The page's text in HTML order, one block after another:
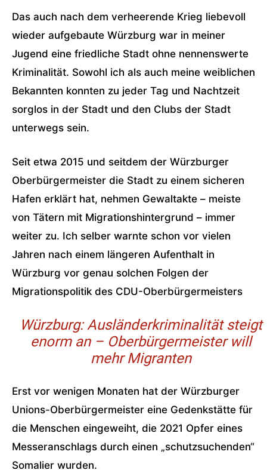
Das auch nach dem verheerende Krieg liebevoll
wieder aufgebaute Würzburg war in meiner
Jugend eine friedliche Stadt ohne nennenswerte
Kriminalität. Sowohl ich als auch meine weiblichen
Bekannten konnten zu jeder Tag und Nachtzeit
sorglos in der Stadt und den Clubs der Stadt
unterwegs sein.
Seit etwa 2015 und seitdem der Würzburger
Oberbürgermeister die Stadt zu einem sicheren
Hafen erklärt hat, nehmen Gewaltakte – meiste
von Tätern mit Migrationshintergrund – immer
weiter zu. Ich selber warnte schon vor vielen
Jahren nach einem längeren Aufenthalt in
Würzburg vor genau solchen Folgen der
Migrationspolitik des CDU-Oberbürgermeisters
Würzburg: Ausländerkriminalität steigt
enorm an – Oberbürgermeister will
mehr Migranten
Erst vor wenigen Monaten hat der Würzburger
Unions-Oberbürgermeister eine Gedenkstätte für
die Menschen eingeweiht, die 2021 Opfer eines
Messeranschlags durch einen „schutzsuchenden“
Somalier wurden.